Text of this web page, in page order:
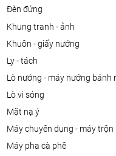
đèn đứng
khung tranh - ảnh
khuôn - giấy nướng
ly - tách
lò nướng - máy nướng bánh
lò vi sóng
mặt nạ ý
máy chuyên dụng - máy trộn
máy pha cà phê